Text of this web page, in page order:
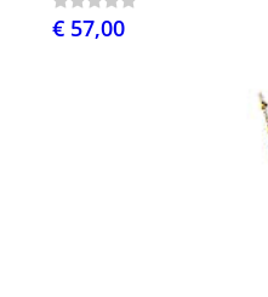
€ 57,00